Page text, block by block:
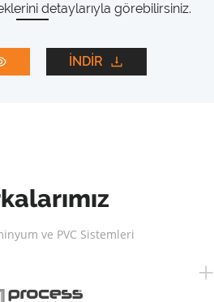
detaylarıyla görebilirsiniz.
İNDİR
ve PVC Sistemleri